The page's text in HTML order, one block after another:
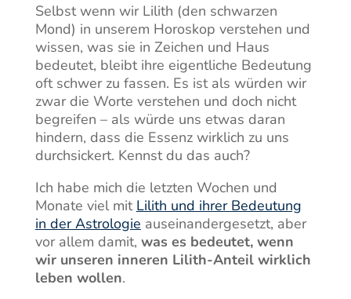
Selbst wenn wir Lilith (den schwarzen
Mond) in unserem Horoskop verstehen und
wissen, was sie in Zeichen und Haus
bedeutet, bleibt ihre eigentliche Bedeutung
oft schwer zu fassen. Es ist als würden wir
zwar die Worte verstehen und doch nicht
begreifen – als würde uns etwas daran
hindern, dass die Essenz wirklich zu uns
durchsickert. Kennst du das auch?
Ich habe mich die letzten Wochen und
Monate viel mit Lilith und ihrer Bedeutung
in der Astrologie auseinandergesetzt, aber
vor allem damit, was es bedeutet, wenn
wir unseren inneren Lilith-Anteil wirklich
leben wollen.